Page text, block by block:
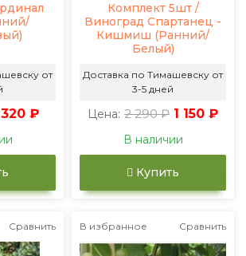
от
320 ₽
Комплект 5шт /
Виноград Спартанец -
Кишмиш (Ранний/
Белый)
Доставка по Тимашевску от
3-5 дней
Цена: 2 290 ₽ 1 150 ₽
В наличии
Купить
Сравнить В избранное Сравнить